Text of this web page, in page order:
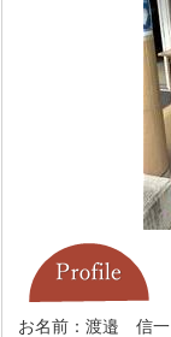
お名前：渡邉 信一